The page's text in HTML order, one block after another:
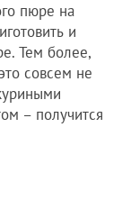
пюре на
и
Тем более,
совсем не
– получится